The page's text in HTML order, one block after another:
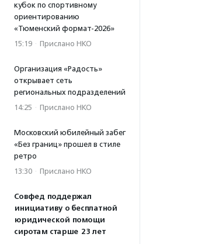
кубок по спортивному
ориентированию
«Тюменский формат-2026»
15:19 · Прислано НКО
Организация «Радость»
открывает сеть
региональных подразделений
14:25 · Прислано НКО
Московский юбилейный забег
«Без границ» прошел в стиле
ретро
13:30 · Прислано НКО
Совфед поддержал
инициативу о бесплатной
юридической помощи
сиротам старше 23 лет